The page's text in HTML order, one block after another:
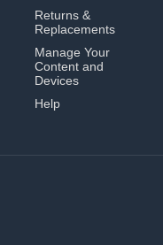
Returns &
Replacements
Manage Your
Content and
Devices
Help